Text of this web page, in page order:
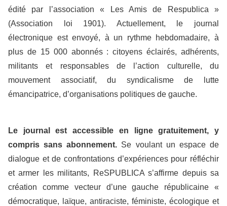
édité par l’association « Les Amis de Respublica »
(Association loi 1901). Actuellement, le journal
électronique est envoyé, à un rythme hebdomadaire, à
plus de 15 000 abonnés : citoyens éclairés, adhérents,
militants et responsables de l’action culturelle, du
mouvement associatif, du syndicalisme de lutte
émancipatrice, d’organisations politiques de gauche.
Le journal est accessible en ligne gratuitement, y
compris sans abonnement. Se voulant un espace de
dialogue et de confrontations d’expériences pour réfléchir
et armer les militants, ReSPUBLICA s’affirme depuis sa
création comme vecteur d’une gauche républicaine «
démocratique, laïque, antiraciste, féministe, écologique et